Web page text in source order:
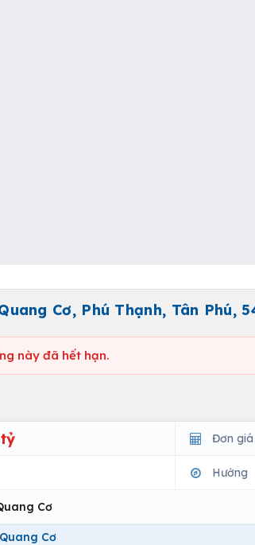
Cơ, Phú Thạnh, Tân Phú,
này đã hết hạn.
Đơn
Hướng
Cơ
Cơ